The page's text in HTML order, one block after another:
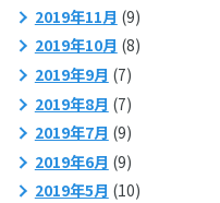
2019年11月 (9)
2019年10月 (8)
2019年9月 (7)
2019年8月 (7)
2019年7月 (9)
2019年6月 (9)
2019年5月 (10)